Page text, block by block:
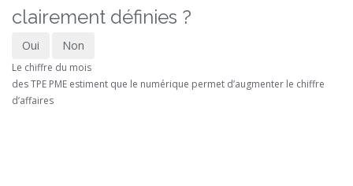
clairement définies ?
Oui Non
Le chiffre du mois
des TPE PME estiment que le numérique permet d’augmenter le chiffre
d’affaires